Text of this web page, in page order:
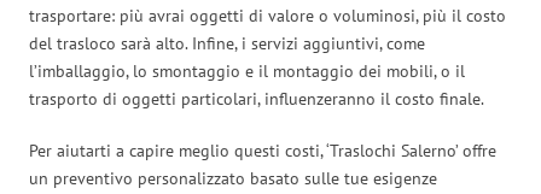
trasportare: più avrai oggetti di valore o voluminosi, più il costo
del trasloco sarà alto. Infine, i servizi aggiuntivi, come
l’imballaggio, lo smontaggio e il montaggio dei mobili, o il
trasporto di oggetti particolari, influenzeranno il costo finale.
Per aiutarti a capire meglio questi costi, ‘Traslochi Salerno’ offre
un preventivo personalizzato basato sulle tue esigenze